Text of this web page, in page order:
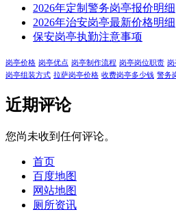
2026年定制警务岗亭报价明细
2026年治安岗亭最新价格明细
保安岗亭执勤注意事项
岗亭价格 岗亭优点 岗亭制作流程 岗亭岗位职责 岗
岗亭组装方式 拉萨岗亭价格 收费岗亭多少钱 警务
近期评论
您尚未收到任何评论。
首页
百度地图
网站地图
厕所资讯